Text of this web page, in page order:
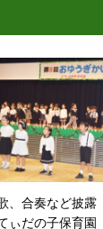
、合奏など披露
ぃだの子保育園